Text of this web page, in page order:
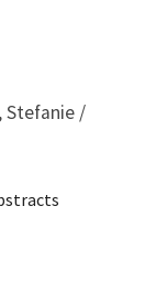
Stefanie /